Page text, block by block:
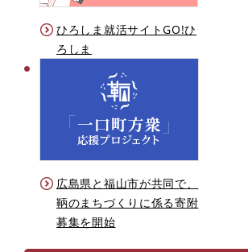
ひろしま就活サイトGO!ひ
ろしま
広島県と福山市が共同で、
鞆のまちづくりに係る寄附
募集を開始